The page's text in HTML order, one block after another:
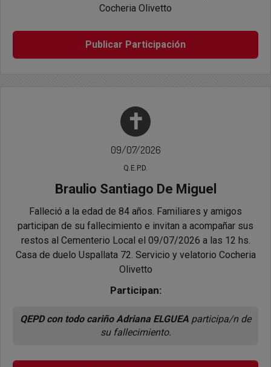
Cocheria Olivetto
Publicar Participación
✝
09/07/2026
Q.E.P.D.
Braulio Santiago De Miguel
Falleció a la edad de 84 años. Familiares y amigos
participan de su fallecimiento e invitan a acompañar sus
restos al Cementerio Local el 09/07/2026 a las 12 hs.
Casa de duelo Uspallata 72. Servicio y velatorio Cocheria
Olivetto
Participan:
QEPD con todo cariño Adriana ELGUEA participa/n de
su fallecimiento.